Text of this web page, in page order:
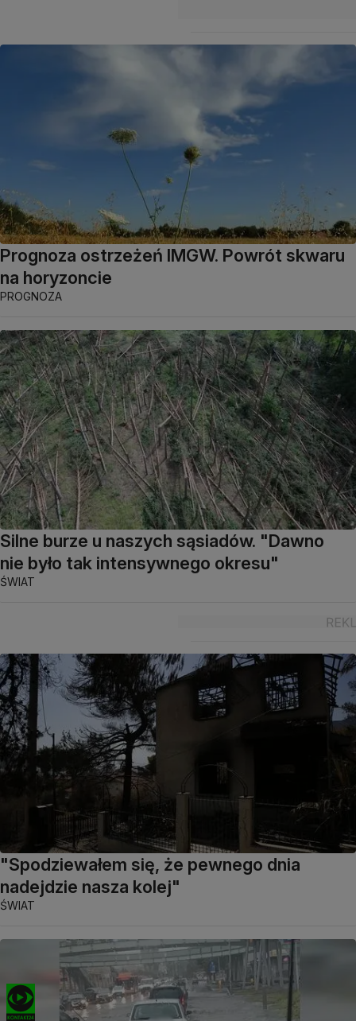
Prognoza ostrzeżeń IMGW. Powrót skwaru
na horyzoncie
PROGNOZA
Silne burze u naszych sąsiadów. "Dawno
nie było tak intensywnego okresu"
ŚWIAT
"Spodziewałem się, że pewnego dnia
nadejdzie nasza kolej"
ŚWIAT